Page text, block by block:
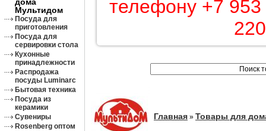
Мультидом
Посуда для
приготовления
Посуда для
сервировки стола
Кухонные
принадлежности
Распродажа
посуды Luminarc
Бытовая техника
Посуда из
керамики
Сувениры
Rosenberg оптом
телефону +7
Главная » Товары для